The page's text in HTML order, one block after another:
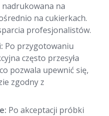
na
na cukierkach.
profesjonalistów.
Po przygotowaniu
często przesyła
pozwala upewnić się,
zgodny z
Po akceptacji próbki